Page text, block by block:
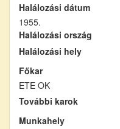
Halálozási dátum
1955.
Halálozási ország
Halálozási hely
Főkar
ETE OK
További karok
Munkahely